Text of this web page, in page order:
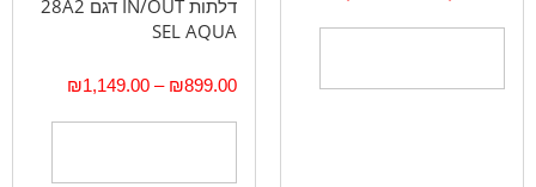
דלתות IN/OUT דגם 28A2
SEL AQUA
₪899.00
–
₪1,149.00